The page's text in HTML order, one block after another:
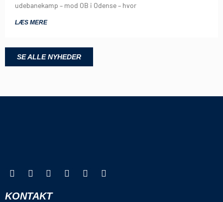
udebanekamp – mod OB i Odense – hvor
LÆS MERE
SE ALLE NYHEDER
KONTAKT